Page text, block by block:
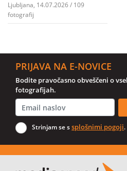
Ljubljana, 14.07.2026 / 109
fotografij
PRIJAVA NA E-NOVICE
Bodite pravočasno obveščeni o
fotografijah.
Strinjam se ssplošnimi pogoji.